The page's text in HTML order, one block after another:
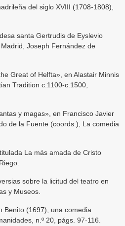
del siglo XVIII (1708-1808),
santa Gertrudis de Eyslevio
Joseph Fernández de
Great of Helfta», en Alastair Minnis
Tradition c.1100-c.1500,
y magas», en Francisco Javier
de la Fuente (coords.), La comedia
La más amada de Cristo
sobre la licitud del teatro en
y Museos.
Benito (1697), una comedia
n.º 20, págs. 97-116.